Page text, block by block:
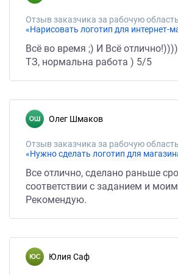
Отзыв заказчика за рабочую
«Нарисовать логотип для интернет-
Всё во время ;) И Всё
ТЗ, нормальна работа ) 5/5
Олег Шмаков
Отзыв заказчика за рабочую
«Нужно сделать логотип для
Все отлично, сделано раньше
соответствии с заданием и
Рекомендую.
Юлия Саф